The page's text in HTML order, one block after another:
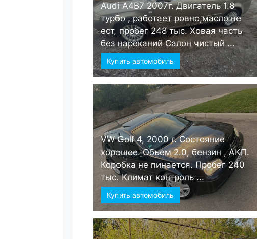
Audi А4B7 2007г. Двигатель 1.8
турбо , работает ровно,масло не
ест, пробег 248 тыс. Ховая часть
без нареканий Салон чистый ...
Купить автомобиль
VW Golf 4, 2000 г. Состояние
хорошее. Объем 2.0, бензин , АКП.
Коробка не пинается. Пробег 240
тыс. Климат контроль ...
Купить автомобиль